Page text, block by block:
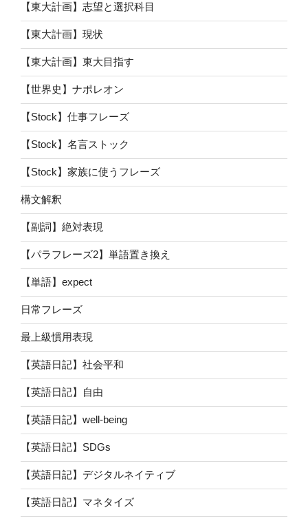
【東大計画】志望と選択科目
【東大計画】現状
【東大計画】東大目指す
【世界史】ナポレオン
【Stock】仕事フレーズ
【Stock】名言ストック
【Stock】家族に使うフレーズ
構文解釈
【副詞】絶対表現
【パラフレーズ2】単語置き換え
【単語】expect
日常フレーズ
最上級慣用表現
【英語日記】社会平和
【英語日記】自由
【英語日記】well-being
【英語日記】SDGs
【英語日記】デジタルネイティブ
【英語日記】マネタイズ